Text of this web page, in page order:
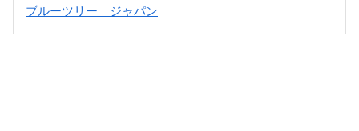
ブルーツリー ジャパン